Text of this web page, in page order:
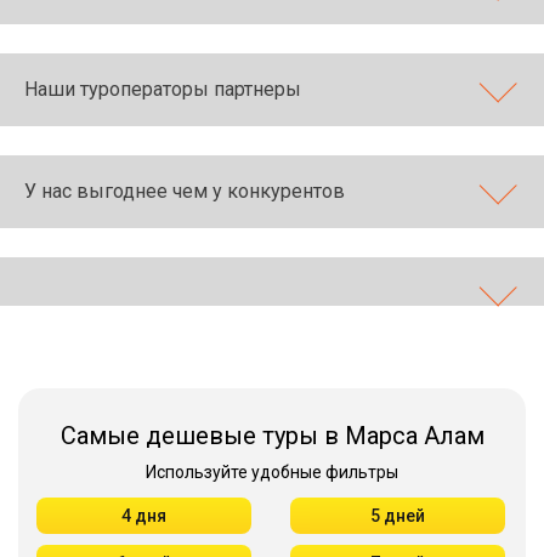
Наши туроператоры партнеры
У нас выгоднее чем у конкурентов
Самые дешевые туры в Марса Алам
Используйте удобные фильтры
4 дня 5 дней